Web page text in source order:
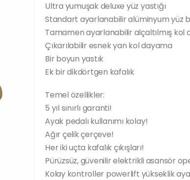
Ultra yumuşak deluxe yüz yastığı
Standart ayarlanabilir alüminyum yüz
Tamamen ayarlanabilir alçaltılmış kol
Çıkarılabilir esnek yan kol dayama
Bir boyun yastık
Ek bir dikdörtgen kafalık
Temel özellikler:
5 yıl sınırlı garanti!
Ayak pedalı kullanımı kolay!
Ağır çelik çerçeve!
Her iki uçta kafalık çıkışları!
Pürüzsüz, güvenilir elektrikli asansör
Kolay kontroller powerlift yükseklik